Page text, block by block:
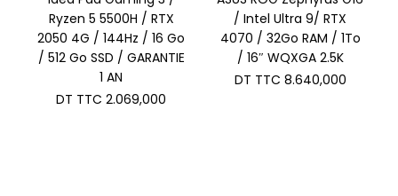
Ryzen 5 5500H / RTX
2050 4G / 144Hz / 16 Go
/ 512 Go SSD / GARANTIE
1 AN
DT TTC 2.069,000
/ Intel Ultra 9/ RTX
4070 / 32Go RAM / 1To
/ 16″ WQXGA 2.5K
DT TTC 8.640,000